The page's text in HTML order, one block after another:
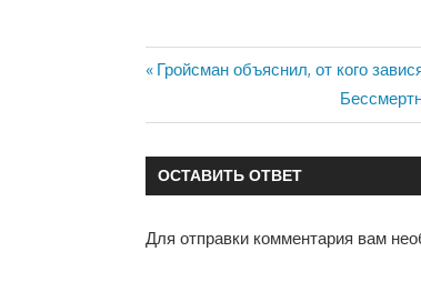
записям
Предыдущая
Гройсман объяснил, от кого
запись:
ОСТАВИТЬ ОТВЕТ
Для отправки комментария вам